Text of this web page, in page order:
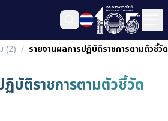
(2) / รายงานผลการปฏิบัติราชการตามตัวชี้วั
บัติราชการตามตัวชี้วัด